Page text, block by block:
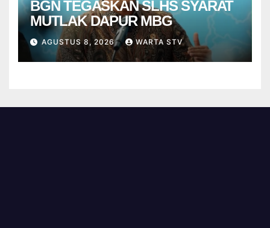
BGN TEGASKAN SLHS SYARAT
MUTLAK DAPUR MBG
AGUSTUS 8, 2026 WARTA STV